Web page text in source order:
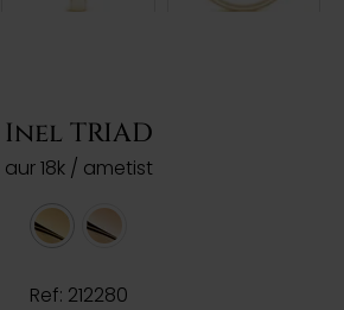
Inel TRIAD
aur 18k / ametist
Ref: 212280